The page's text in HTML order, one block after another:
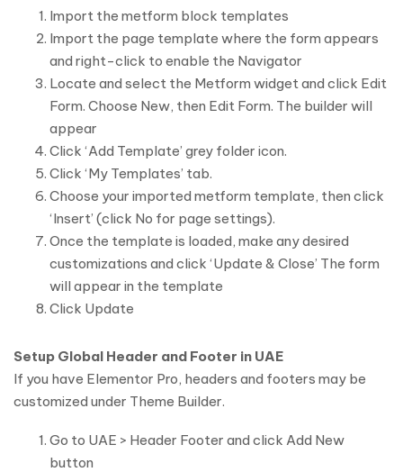
Import the metform block templates
Import the page template where the form appears
and right-click to enable the Navigator
Locate and select the Metform widget and click Edit
Form. Choose New, then Edit Form. The builder will
appear
Click ‘Add Template’ grey folder icon.
Click ‘My Templates’ tab.
Choose your imported metform template, then click
‘Insert’ (click No for page settings).
Once the template is loaded, make any desired
customizations and click ‘Update & Close’ The form
will appear in the template
Click Update
Setup Global Header and Footer in UAE
If you have Elementor Pro, headers and footers may be
customized under Theme Builder.
Go to UAE > Header Footer and click Add New
button